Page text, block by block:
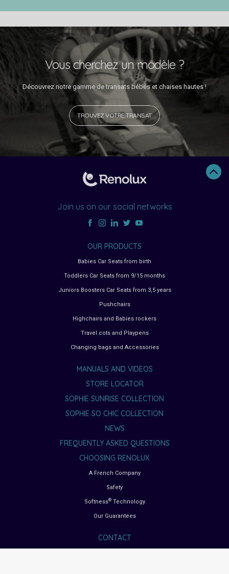
Vous cherchez un modèle ?
Découvrez notre gamme de transats bébés et chaises hautes !
TROUVEZ VOTRE TRANSAT
Join us on our social networks
OUR PRODUCTS
Babies Car Seats from birth
Toddlers Car Seats from 9/15 months
Juniors Boosters Car Seats from 3,5 years
Pushchairs
Highchairs and Babies rockers
Travel cots and Playpens
Changing bags and Accessories
MANUALS AND VIDEOS
STORE LOCATOR
SOPHIE SUNRISE COLLECTION
SOPHIE SO CHIC COLLECTION
NEWS
FREQUENTLY ASKED QUESTIONS
CHOOSING RENOLUX
A French Company
Safety
Softness®Technology
Our Guarantees
CONTACT